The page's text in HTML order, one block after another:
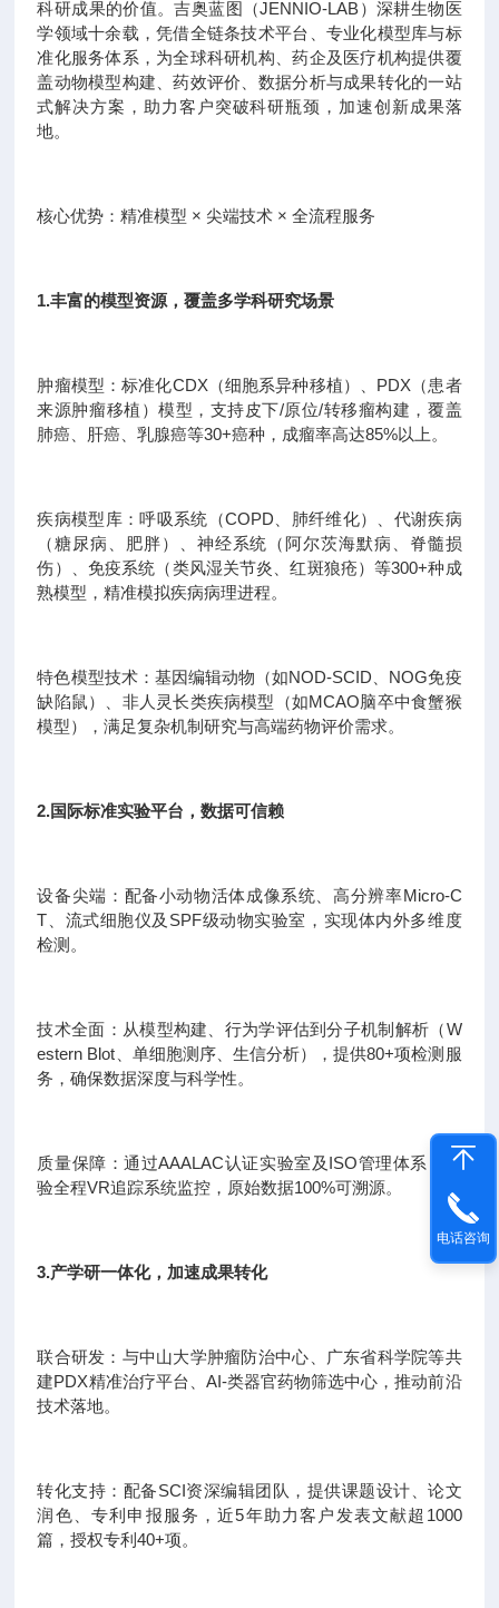
科研成果的价值。吉奥蓝图（JENNIO-LAB）深耕生物医
学领域十余载，凭借全链条技术平台、专业化模型库与标
准化服务体系，为全球科研机构、药企及医疗机构提供覆
盖动物模型构建、药效评价、数据分析与成果转化的一站
式解决方案，助力客户突破科研瓶颈，加速创新成果落
地。
核心优势：精准模型 × 尖端技术 × 全流程服务
1.丰富的模型资源，覆盖多学科研究场景
肿瘤模型：标准化CDX（细胞系异种移植）、PDX（患者
来源肿瘤移植）模型，支持皮下/原位/转移瘤构建，覆盖
肺癌、肝癌、乳腺癌等30+癌种，成瘤率高达85%以上。
疾病模型库：呼吸系统（COPD、肺纤维化）、代谢疾病
（糖尿病、肥胖）、神经系统（阿尔茨海默病、脊髓损
伤）、免疫系统（类风湿关节炎、红斑狼疮）等300+种成
熟模型，精准模拟疾病病理进程。
特色模型技术：基因编辑动物（如NOD-SCID、NOG免疫
缺陷鼠）、非人灵长类疾病模型（如MCAO脑卒中食蟹猴
模型），满足复杂机制研究与高端药物评价需求。
2.国际标准实验平台，数据可信赖
设备尖端：配备小动物活体成像系统、高分辨率Micro-C
T、流式细胞仪及SPF级动物实验室，实现体内外多维度
检测。
技术全面：从模型构建、行为学评估到分子机制解析（W
estern Blot、单细胞测序、生信分析），提供80+项检测服
务，确保数据深度与科学性。
质量保障：通过AAALAC认证实验室及ISO管理体系，实
验全程VR追踪系统监控，原始数据100%可溯源。
3.产学研一体化，加速成果转化
联合研发：与中山大学肿瘤防治中心、广东省科学院等共
建PDX精准治疗平台、AI-类器官药物筛选中心，推动前沿
技术落地。
转化支持：配备SCI资深编辑团队，提供课题设计、论文
润色、专利申报服务，近5年助力客户发表文献超1000
篇，授权专利40+项。
电话咨询